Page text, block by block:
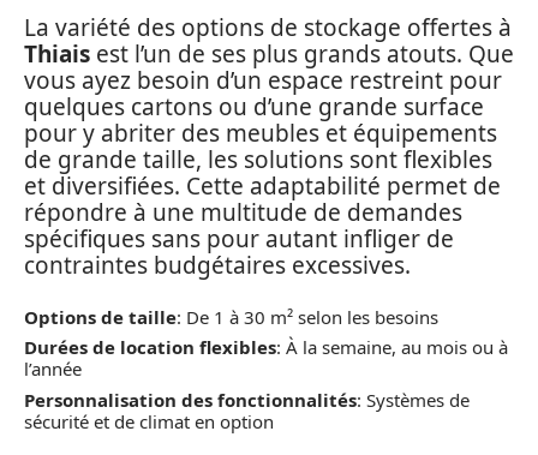
La variété des options de stockage offertes à
Thiais est l’un de ses plus grands atouts. Que
vous ayez besoin d’un espace restreint pour
quelques cartons ou d’une grande surface
pour y abriter des meubles et équipements
de grande taille, les solutions sont flexibles
et diversifiées. Cette adaptabilité permet de
répondre à une multitude de demandes
spécifiques sans pour autant infliger de
contraintes budgétaires excessives.
Options de taille: De 1 à 30 m² selon les besoins
Durées de location flexibles: À la semaine, au mois ou à
l’année
Personnalisation des fonctionnalités: Systèmes de
sécurité et de climat en option